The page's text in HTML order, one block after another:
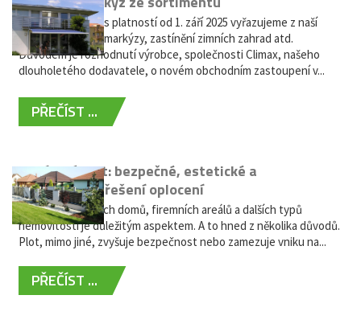
Vážení zákazníci, s platností od 1. září 2025 vyřazujeme z naší
nabídky výsuvné markýzy, zastínění zimních zahrad atd.
Důvodem je rozhodnutí výrobce, společnosti Climax, našeho
dlouholetého dodavatele, o novém obchodním zastoupení v...
PŘEČÍST ...
Hliníkový plot: bezpečné, estetické a
bezúdržbové řešení oplocení
Oplocení rodinných domů, firemních areálů a dalších typů
nemovitostí je důležitým aspektem. A to hned z několika důvodů.
Plot, mimo jiné, zvyšuje bezpečnost nebo zamezuje vniku na...
PŘEČÍST ...